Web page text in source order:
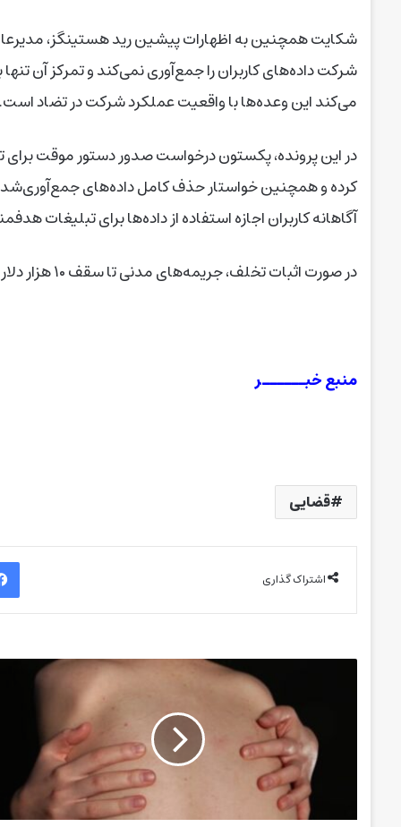
شرکت داده‌های کاربران را جمع‌آوری نمی‌کند و تمرکز آن
می‌کند این وعده‌ها با واقعیت عملکرد شرکت در تضاد است.
در این پرونده، پکستون درخواست صدور دستور موقت برای
کرده و همچنین خواستار حذف کامل داده‌های
آگاهانه کاربران اجازه استفاده از داده‌ها برای تبلیغات
در صورت اثبات تخلف، جریمه‌های مدنی تا سقف ۱۰ هزار دلار برای هر مورد نقض قانون نیز پیشنهاد شده است.
منبع خبــــــر
قضایی
اشتراک گذاری